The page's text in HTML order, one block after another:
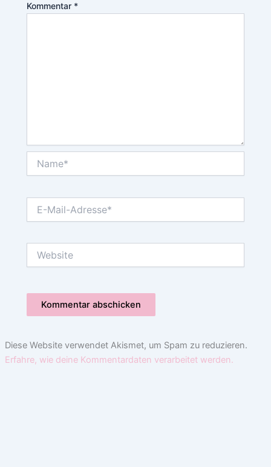
Kommentar *
Mail-
Diese Website verwendet Akismet, um Spam zu reduzieren.
Erfahre, wie deine Kommentardaten verarbeitet werden.